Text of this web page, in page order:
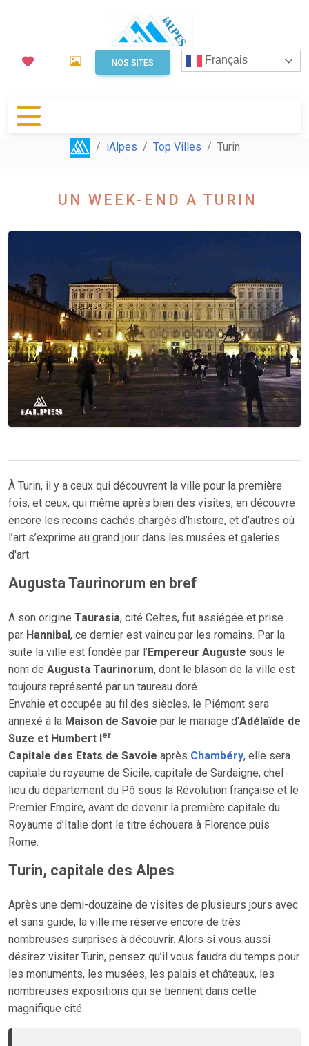
NOS SITES Français
iAlpes Top Villes Turin
UN WEEK-END A TURIN
À Turin, il y a ceux qui découvrent la ville pour la première
fois, et ceux, qui même après bien des visites, en découvre
encore les recoins cachés chargés d’histoire, et d’autres où
l’art s’exprime au grand jour dans les musées et galeries
d'art.
Augusta Taurinorum en bref
A son origine Taurasia, cité Celtes, fut assiégée et prise
par Hannibal, ce dernier est vaincu par les romains. Par la
suite la ville est fondée par l’Empereur Auguste sous le
nom de Augusta Taurinorum, dont le blason de la ville est
toujours représenté par un taureau doré.
Envahie et occupée au fil des siècles, le Piémont sera
annexé à la Maison de Savoie par le mariage d'Adélaïde de
Suze et Humbert Ier.
Capitale des Etats de Savoie après Chambéry, elle sera
capitale du royaume de Sicile, capitale de Sardaigne, chef-
lieu du département du Pô sous la Révolution française et le
Premier Empire, avant de devenir la première capitale du
Royaume d’Italie dont le titre échouera à Florence puis
Rome.
Turin, capitale des Alpes
Après une demi-douzaine de visites de plusieurs jours avec
et sans guide, la ville me réserve encore de très
nombreuses surprises à découvrir. Alors si vous aussi
désirez visiter Turin, pensez qu’il vous faudra du temps pour
les monuments, les musées, les palais et châteaux, les
nombreuses expositions qui se tiennent dans cette
magnifique cité.